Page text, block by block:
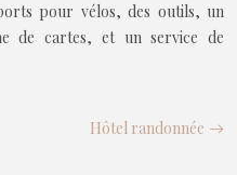
pour vélos, des outils, un
de cartes, et un service de
Hôtel randonnée